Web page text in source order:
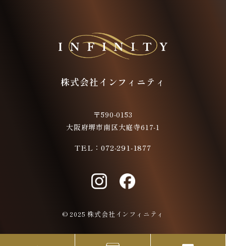
株式会社インフィニティ
〒590-0153
大阪府堺市南区大庭寺617-1
TEL：072-291-1877
© 2025 株式会社インフィニティ